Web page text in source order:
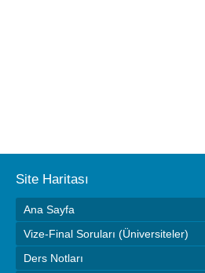
Site Haritası
Ana Sayfa
Vize-Final Soruları (Üniversiteler)
Ders Notları